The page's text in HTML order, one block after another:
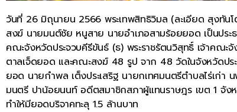
วันที่ 26 มิถุนายน 2566 พระเทพสิทธิวิมล (ละเอียด สุงทันโ
สงฆ์ นายมนต์ชัย หนูสาย นายอำเภอสามร้อยยอด เป็นประธ
คณะจังหวัดประจวบคีรีขันธ์ (ธ) พระราชรัตนวิสุทธิ์ เจ้าคณะ
ตาลเจ็ดยอด และคณะสงฆ์ 48 รูป จาก 48 วัดในจังหวัดป
ยอด นายกำพล เต็งประเสริฐ นายกเทศมนตรีตำบลไร่เก่
มนตรี ปาน้อยนนท์ อดีตสมาชิกสภาผู้แทนราษฎร เขต 1 จัง
ทำให้มียอดบริจาคทะลุ 1.5 ล้านบาท